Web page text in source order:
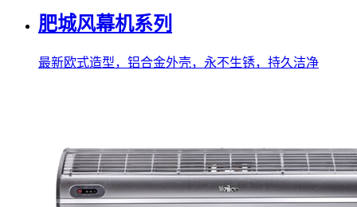
肥城风幕机系列
最新欧式造型，铝合金外壳，永不生锈，持久洁净